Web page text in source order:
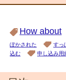
How about
ぽかされた すっ
込む
申し込み用